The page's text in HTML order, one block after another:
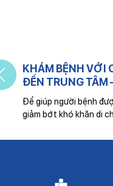
KHÁM BỆNH VỚI
ĐẾN TRUNG TÂM
Để giúp người bệnh
giảm bớt khó khăn di